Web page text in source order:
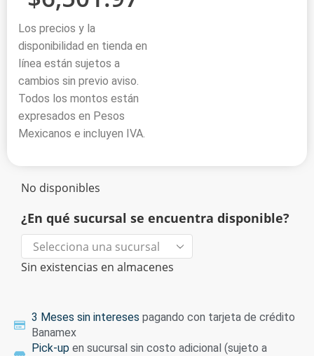
Los precios y la
disponibilidad en tienda en
línea están sujetos a
cambios sin previo aviso.
Todos los montos están
expresados en Pesos
Mexicanos e incluyen IVA.
No disponibles
¿En qué sucursal se encuentra disponible?
Sin existencias en almacenes
3 Meses sin intereses pagando con tarjeta de crédito
Banamex
Pick-up en sucursal sin costo adicional (sujeto a